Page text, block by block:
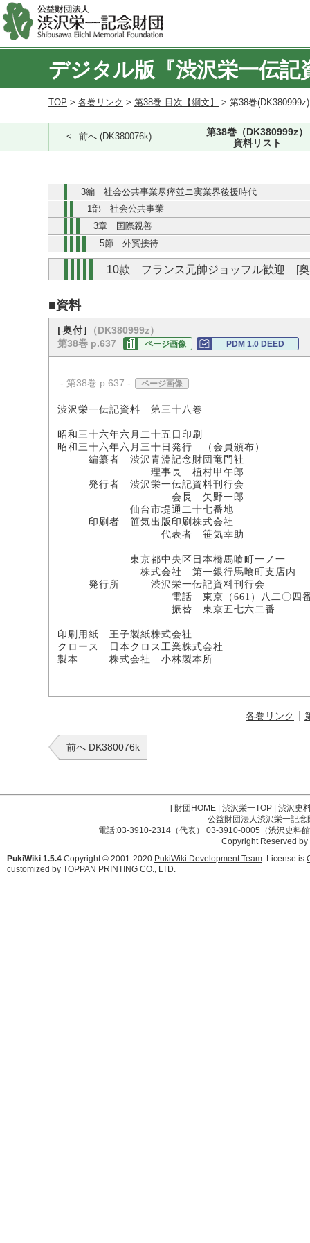
デジタル版『渋沢栄一伝記
TOP > 各巻リンク > 第38巻 目次【綱文】 > 第38巻
前へ (DK380076k)
第38巻（DK380999z）
資料リスト
3編 社会公共事業尽瘁並ニ実業界後援時代
1部 社会公共事業
3章 国際親善
5節 外賓接待
10款 フランス元帥ジョッフル歓迎 [
■資料
[奥付]
（DK380999z）
第38巻 p.637
ページ画像 PDM 1.0 DEED
- 第38巻 p.637 - ページ画像
渋沢栄一伝記資料 第三十八巻
昭和三十六年六月二十五日印刷
昭和三十六年六月三十日発行 （会員頒布）
編纂者 渋沢青淵記念財団竜門社
理事長 植村甲午郎
発行者 渋沢栄一伝記資料刊行会
会長 矢野一郎
仙台市堤通二十七番地
印刷者 笹気出版印刷株式会社
代表者 笹気幸助
東京都中央区日本橋馬喰町一ノ一
株式会社 第一銀行馬喰町支店内
発行所 渋沢栄一伝記資料刊行会
電話 東京（661）八二〇四
振替 東京五七六二番
印刷用紙 王子製紙株式会社
クロース 日本クロス工業株式会社
製本 株式会社 小林製本所
各巻リンク
前へ DK380076k
[財団HOME| 渋沢栄一TOP| 渋沢史
公益財団法人渋沢栄一記
電話:03-3910-2314（代表） 03-3910-0005（渋沢史料
Copyright Reserved
PukiWiki 1.5.4 Copyright © 2001-2020 PukiWiki Development Team. License is
customized by TOPPAN PRINTING CO., LTD.